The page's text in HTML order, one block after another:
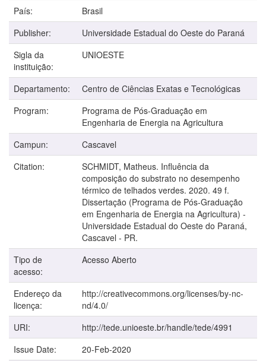
País:
Brasil
Publisher:
Universidade Estadual do Oeste do Paraná
Sigla da
instituição:
UNIOESTE
Departamento:
Centro de Ciências Exatas e Tecnológicas
Program:
Programa de Pós-Graduação em
Engenharia de Energia na Agricultura
Campun:
Cascavel
Citation:
SCHMIDT, Matheus. Influência da
composição do substrato no desempenho
térmico de telhados verdes. 2020. 49 f.
Dissertação (Programa de Pós-Graduação
em Engenharia de Energia na Agricultura) -
Universidade Estadual do Oeste do Paraná,
Cascavel - PR.
Tipo de
acesso:
Acesso Aberto
Endereço da
licença:
http://creativecommons.org/licenses/by-nc-
nd/4.0/
URI:
http://tede.unioeste.br/handle/tede/4991
Issue Date:
20-Feb-2020